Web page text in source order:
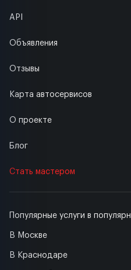
Популярные услуги в
В Москве
В Краснодаре
API
Объявления
Отзывы
Карта автосервисов
О проекте
Блог
Стать мастером